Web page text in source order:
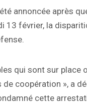
annoncée après
13 février, la
qui sont sur
coopération », a
cette